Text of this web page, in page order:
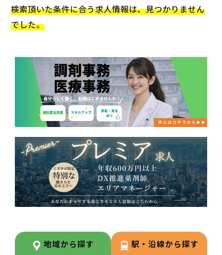
検索頂いた条件に合う求人情報は、見つかりません
でした。
地域から探す 駅・沿線から探す